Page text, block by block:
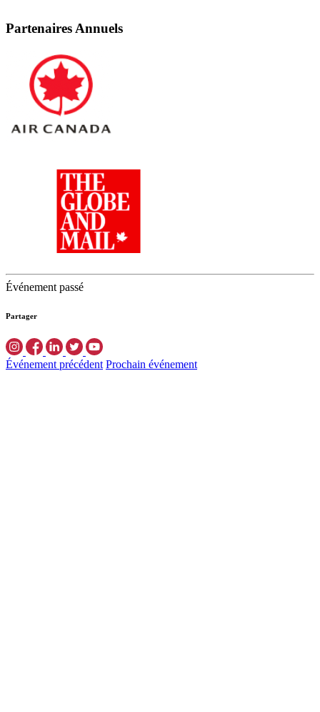
Partenaires Annuels
Événement passé
Partager
Événement précédent Prochain événement